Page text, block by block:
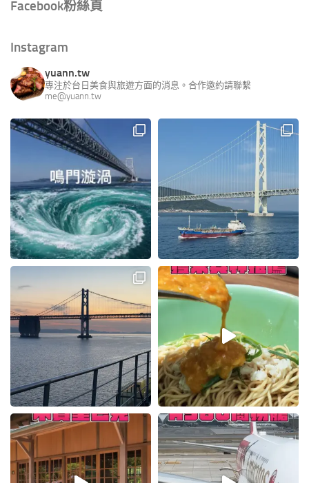
Facebook粉絲頁
Instagram
yuann.tw
專注於台日美食與旅遊方面的消息。合作邀約請聯繫
me@yuann.tw